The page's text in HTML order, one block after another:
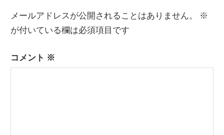
ゲ
シ
メールアドレスが公開されることはありません。
※
が付いている欄は必須項目です
コメント ※